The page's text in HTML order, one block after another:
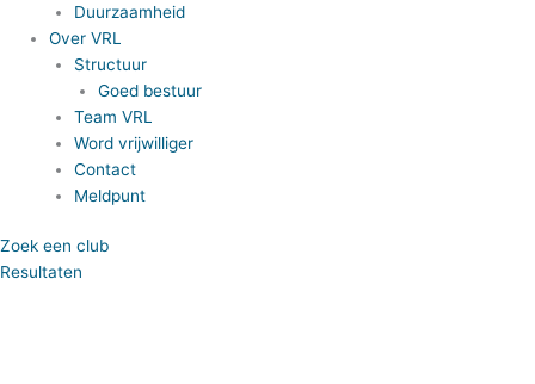
Duurzaamheid
Over VRL
Structuur
Goed bestuur
Team VRL
Word vrijwilliger
Contact
Meldpunt
Zoek een club
Resultaten